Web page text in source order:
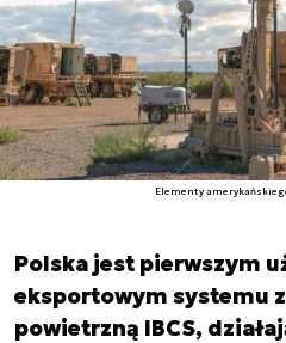
Elementy
Polska jest pierwszym
eksportowym systemu
powietrzną IBCS,